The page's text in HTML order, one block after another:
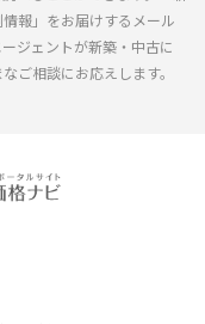
報」をお届けするメール
ジェントが新築・中古に
ご相談にお応えします。